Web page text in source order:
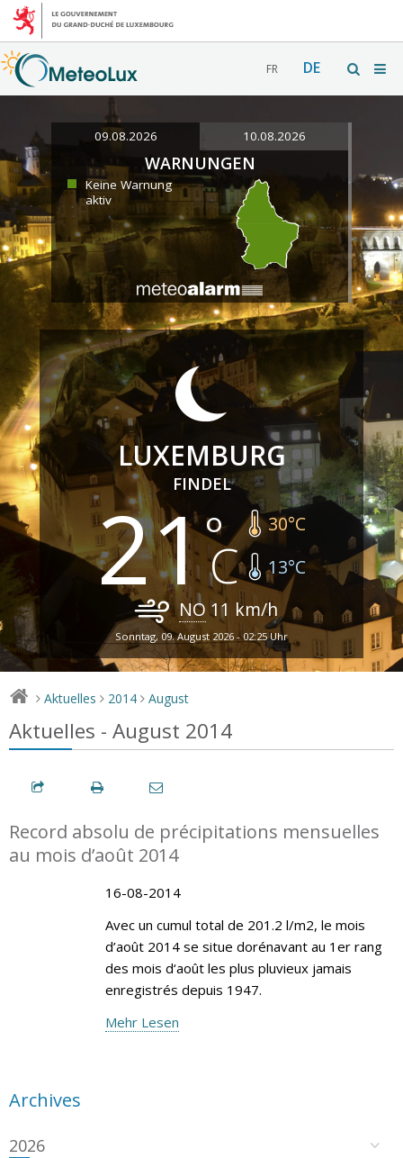
FR DE
09.08.2026 10.08.2026
WARNUNGEN
Keine Warnung
aktiv
LUXEMBURG
FINDEL
21 30°C
13°C
NO 11 km/h
Sonntag, 09. August 2026 - 02:25 Uhr
> Aktuelles > 2014 > August
Aktuelles - August 2014
Record absolu de précipitations mensuelles
au mois d’août 2014
16-08-2014
Avec un cumul total de 201.2 l/m2, le mois
d’août 2014 se situe dorénavant au 1er rang
des mois d‘août les plus pluvieux jamais
enregistrés depuis 1947.
Mehr Lesen
Archives
2026